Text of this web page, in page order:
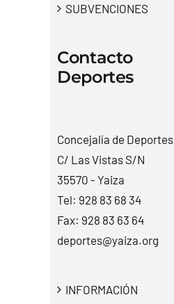
SUBVENCIONES
Contacto
Deportes
Concejalía de Deportes
C/ Las Vistas S/N
35570 - Yaiza
Tel: 928 83 68 34
Fax: 928 83 63 64
deportes@yaiza.org
INFORMACIÓN